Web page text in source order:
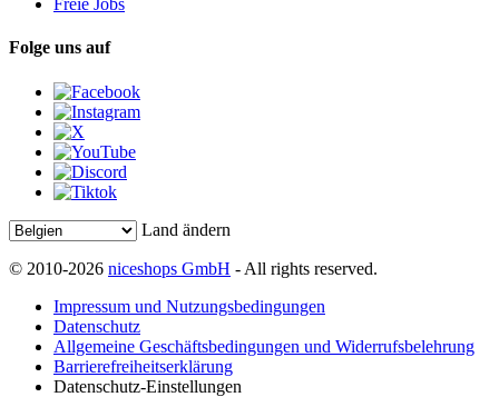
Freie Jobs
Folge uns auf
Land ändern
© 2010-2026 niceshops GmbH - All rights reserved.
Impressum und Nutzungsbedingungen
Datenschutz
Allgemeine Geschäftsbedingungen und Widerrufsbelehrung
Barrierefreiheitserklärung
Datenschutz-Einstellungen